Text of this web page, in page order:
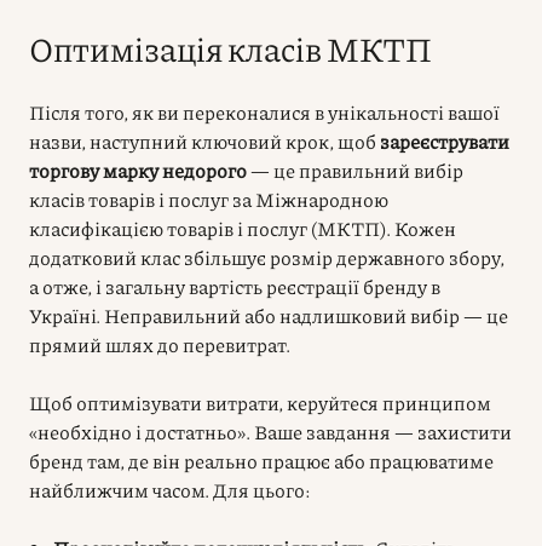
Оптимізація класів МКТП
Після того, як ви переконалися в унікальності вашої
назви, наступний ключовий крок, щоб зареєструвати
торгову марку недорого— це правильний вибір
класів товарів і послуг за Міжнародною
класифікацією товарів і послуг (МКТП). Кожен
додатковий клас збільшує розмір державного збору,
а отже, і загальну вартість реєстрації бренду в
Україні. Неправильний або надлишковий вибір — це
прямий шлях до перевитрат.
Щоб оптимізувати витрати, керуйтеся принципом
«необхідно і достатньо». Ваше завдання — захистити
бренд там, де він реально працює або працюватиме
найближчим часом. Для цього: